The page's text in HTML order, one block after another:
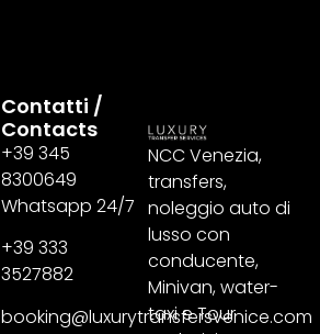
NCC Venezia,
transfers,
noleggio auto di
lusso con
conducente,
Minivan, water-
taxi e Tour
Contatti /
Contacts
+39 345
8300649
Whatsapp 24/7
+39 333
3527882
booking@luxurytransfersvenice.com